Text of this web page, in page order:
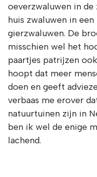
oeverzwaluwen in
huis zwaluwen in
gierzwaluwen. De
misschien wel het
paartjes patrijzen
hoopt dat meer
doen en geeft
verbaas me erover
natuurtuinen zijn in
ben ik wel de enige
lachend.